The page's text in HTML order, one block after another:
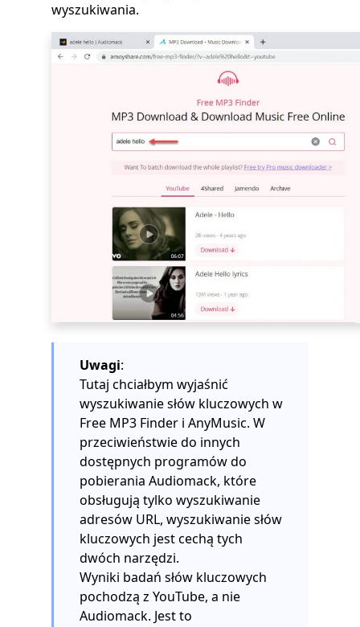
wyszukiwania.
Uwagi:
Tutaj chciałbym wyjaśnić
wyszukiwanie słów kluczowych w
Free MP3 Finder i AnyMusic. W
przeciwieństwie do innych
dostępnych programów do
pobierania Audiomack, które
obsługują tylko wyszukiwanie
adresów URL, wyszukiwanie słów
kluczowych jest cechą tych
dwóch narzędzi.
Wyniki badań słów kluczowych
pochodzą z YouTube, a nie
Audiomack. Jest to